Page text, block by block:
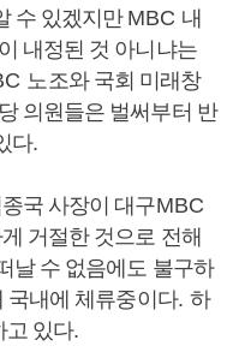
수 있겠지만 MBC 내
내정된 것 아니냐는
노조와 국회 미래창
의원들은 벌써부터 반
다.
국 사장이 대구MBC
거절한 것으로 전해
날 수 없음에도 불구하
국내에 체류중이다. 하
고 있다.